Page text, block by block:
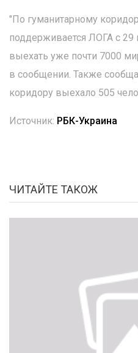
"По гуманитарному
поддерживается ЛОГА с
выехать уже почти 7000
в сообщении. Также
коридору выехало 505
Источник: РБК-Украина
ЧИТАЙТЕ ТАКОЖ